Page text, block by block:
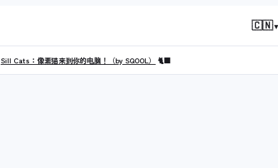
🇨🇳▾
Sill Cats：像素猫来到你的电脑！（by SQOOL） 🐈‍⬛